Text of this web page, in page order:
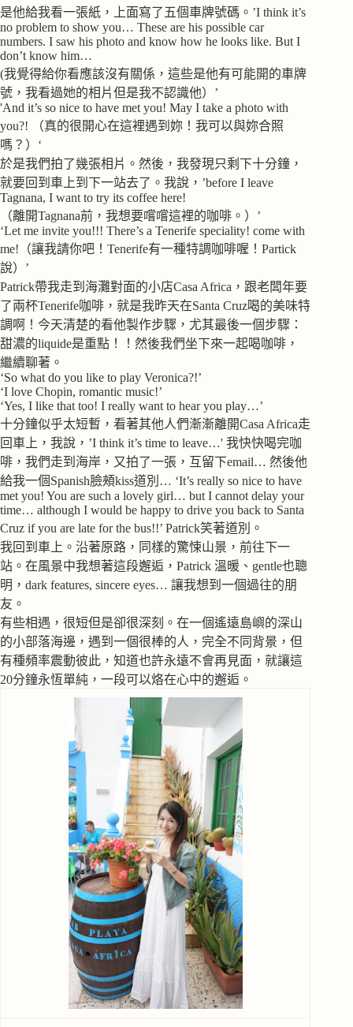
是他給我看一張紙，上面寫了五個車牌號碼。’I think it’s
no problem to show you… These are his possible car
numbers. I saw his photo and know how he looks like. But I
don’t know him…
(我覺得給你看應該沒有關係，這些是他有可能開的車牌
號，我看過她的相片但是我不認識他）’
'And it’s so nice to have met you! May I take a photo with
you?! （真的很開心在這裡遇到妳！我可以與妳合照
嗎？）‘
於是我們拍了幾張相片。然後，我發現只剩下十分鐘，
就要回到車上到下一站去了。我說，’before I leave
Tagnana, I want to try its coffee here!
（離開Tagnana前，我想要嚐嚐這裡的咖啡。）’
‘Let me invite you!!! There’s a Tenerife speciality! come with
me!（讓我請你吧！Tenerife有一種特調咖啡喔！Partick
說）’
Patrick帶我走到海灘對面的小店Casa Africa，跟老闆年要
了兩杯Tenerife咖啡，就是我昨天在Santa Cruz喝的美味特
調啊！今天清楚的看他製作步驟，尤其最後一個步驟：
甜濃的liquide是重點！！然後我們坐下來一起喝咖啡，
繼續聊著。
‘So what do you like to play Veronica?!’
‘I love Chopin, romantic music!’
‘Yes, I like that too! I really want to hear you play…’
十分鐘似乎太短暫，看著其他人們漸漸離開Casa Africa走
回車上，我說，’I think it’s time to leave…' 我快快喝完咖
啡，我們走到海岸，又拍了一張，互留下email… 然後他
給我一個Spanish臉頰kiss道別… ‘It’s really so nice to have
met you! You are such a lovely girl… but I cannot delay your
time… although I would be happy to drive you back to Santa
Cruz if you are late for the bus!!’ Patrick笑著道別。
我回到車上。沿著原路，同樣的驚悚山景，前往下一
站。在風景中我想著這段邂逅，Patrick 溫暖、gentle也聰
明，dark features, sincere eyes… 讓我想到一個過往的朋
友。
有些相遇，很短但是卻很深刻。在一個遙遠島嶼的深山
的小部落海邊，遇到一個很棒的人，完全不同背景，但
有種頻率震動彼此，知道也許永遠不會再見面，就讓這
20分鐘永恆單純，一段可以烙在心中的邂逅。